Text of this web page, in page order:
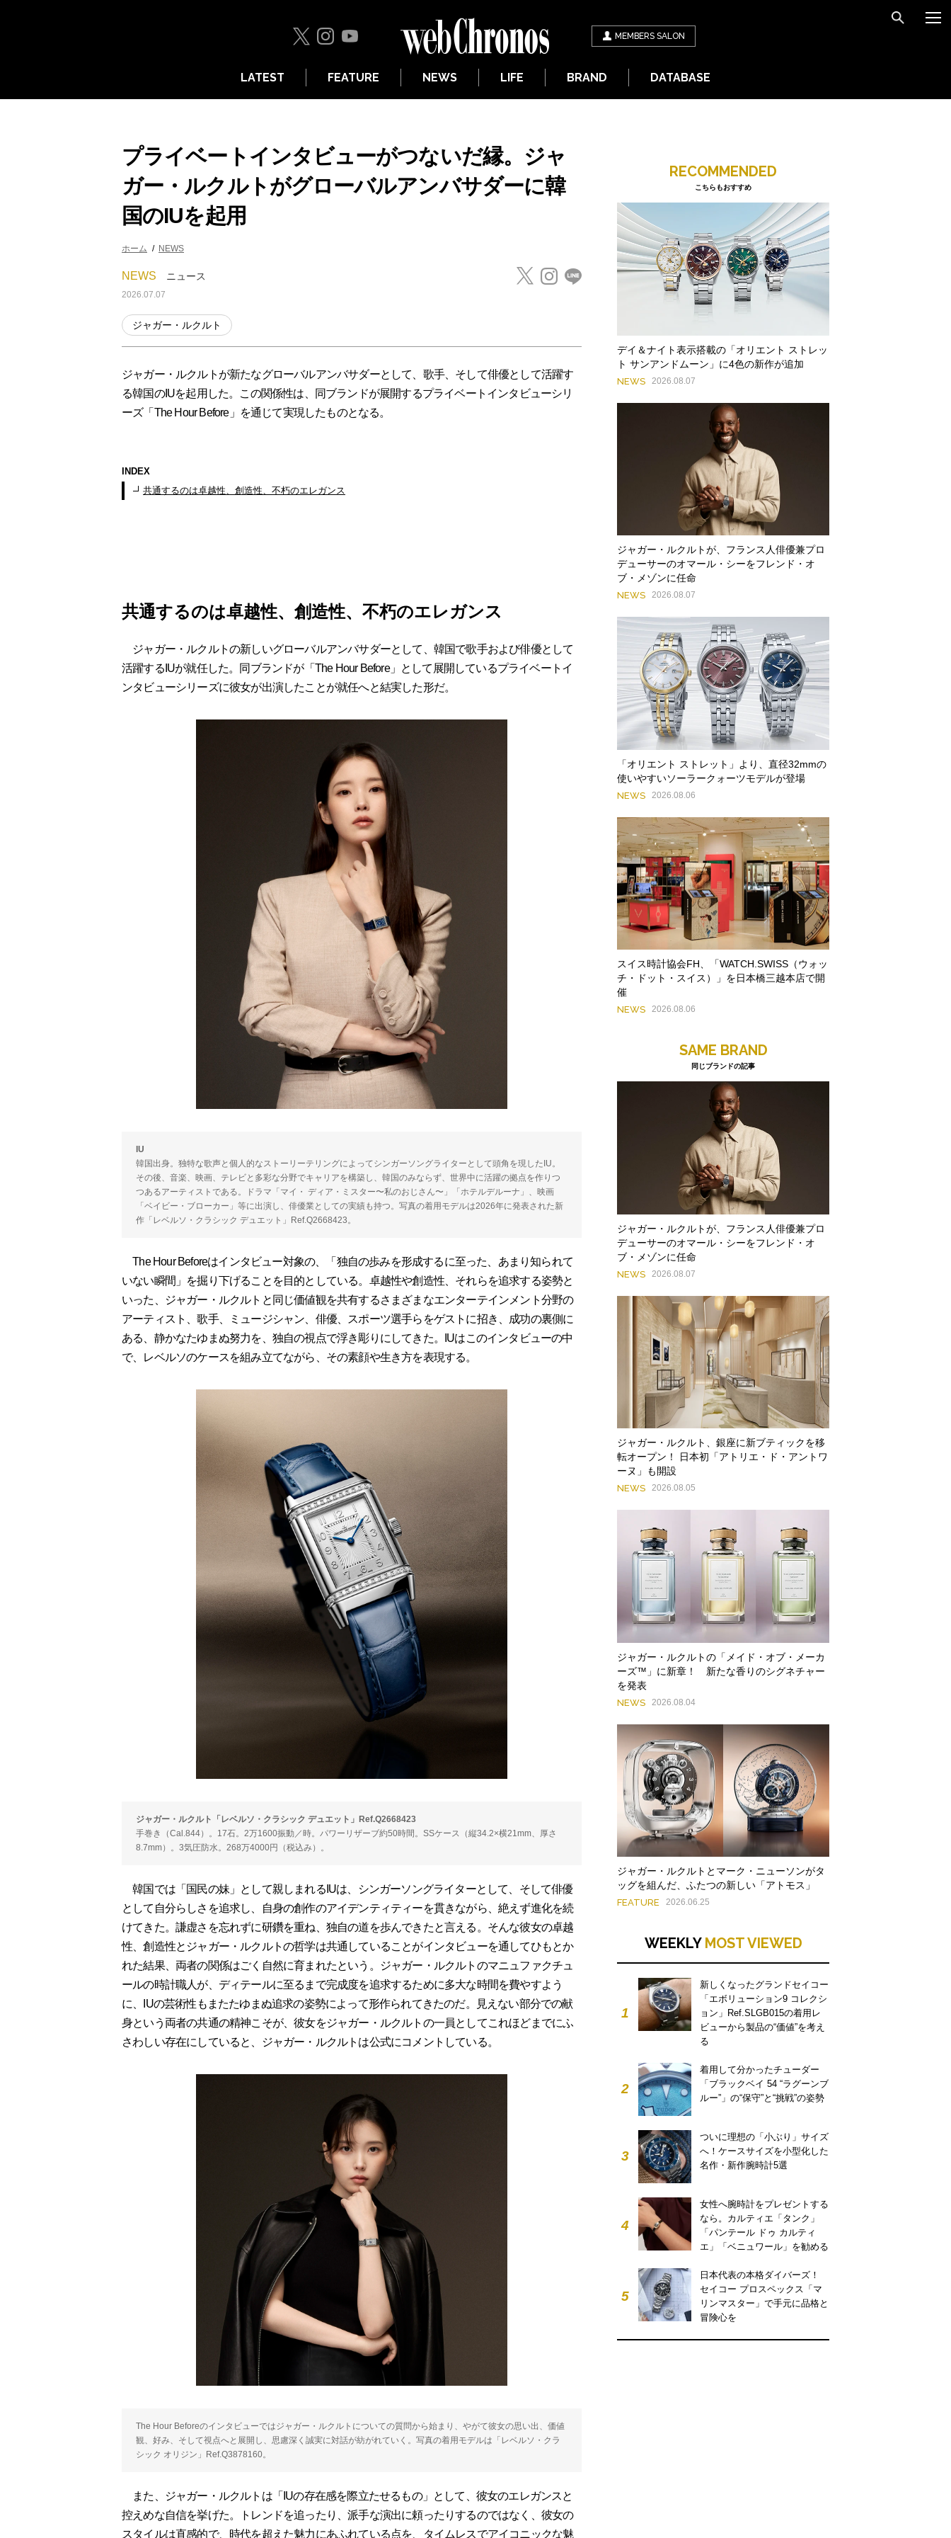
MEMBERS SALON
LATEST FEATURE NEWS LIFE BRAND DATABASE
プライベートインタビューがつないだ縁。ジャ
ガー・ルクルトがグローバルアンバサダーに韓
国のIUを起用
ホーム NEWS
NEWS ニュース
2026.07.07
ジャガー・ルクルト
ジャガー・ルクルトが新たなグローバルアンバサダーとして、歌手、そして俳優として活躍す
る韓国のIUを起用した。この関係性は、同ブランドが展開するプライベートインタビューシリ
ーズ「The Hour Before」を通じて実現したものとなる。
INDEX
共通するのは卓越性、創造性、不朽のエレガンス
共通するのは卓越性、創造性、不朽のエレガンス
ジャガー・ルクルトの新しいグローバルアンバサダーとして、韓国で歌手および俳優として
活躍するIUが就任した。同ブランドが「The Hour Before」として展開しているプライベートイ
ンタビューシリーズに彼女が出演したことが就任へと結実した形だ。
IU
韓国出身。独特な歌声と個人的なストーリーテリングによってシンガーソングライターとして頭角を現したIU。
その後、音楽、映画、テレビと多彩な分野でキャリアを構築し、韓国のみならず、世界中に活躍の拠点を作りつ
つあるアーティストである。ドラマ「マイ・ ディア・ミスター〜私のおじさん〜」「ホテルデルーナ」、映画
「ベイビー・ブローカー」等に出演し、俳優業としての実績も持つ。写真の着用モデルは2026年に発表された新
作「レベルソ・クラシック デュエット」Ref.Q2668423。
The Hour Beforeはインタビュー対象の、「独自の歩みを形成するに至った、あまり知られて
いない瞬間」を掘り下げることを目的としている。卓越性や創造性、それらを追求する姿勢と
いった、ジャガー・ルクルトと同じ価値観を共有するさまざまなエンターテインメント分野の
アーティスト、歌手、ミュージシャン、俳優、スポーツ選手らをゲストに招き、成功の裏側に
ある、静かなたゆまぬ努力を、独自の視点で浮き彫りにしてきた。IUはこのインタビューの中
で、レベルソのケースを組み立てながら、その素顔や生き方を表現する。
ジャガー・ルクルト「レベルソ・クラシック デュエット」Ref.Q2668423
手巻き（Cal.844）。17石。2万1600振動／時。パワーリザーブ約50時間。SSケース（縦34.2×横21mm、厚さ
8.7mm）。3気圧防水。268万4000円（税込み）。
韓国では「国民の妹」として親しまれるIUは、シンガーソングライターとして、そして俳優
として自分らしさを追求し、自身の創作のアイデンティティーを貫きながら、絶えず進化を続
けてきた。謙虚さを忘れずに研鑽を重ね、独自の道を歩んできたと言える。そんな彼女の卓越
性、創造性とジャガー・ルクルトの哲学は共通していることがインタビューを通してひもとか
れた結果、両者の関係はごく自然に育まれたという。ジャガー・ルクルトのマニュファクチュ
ールの時計職人が、ディテールに至るまで完成度を追求するために多大な時間を費やすよう
に、IUの芸術性もまたたゆまぬ追求の姿勢によって形作られてきたのだ。見えない部分での献
身という両者の共通の精神こそが、彼女をジャガー・ルクルトの一員としてこれほどまでにふ
さわしい存在にしていると、ジャガー・ルクルトは公式にコメントしている。
The Hour Beforeのインタビューではジャガー・ルクルトについての質問から始まり、やがて彼女の思い出、価値
観、好み、そして視点へと展開し、思慮深く誠実に対話が紡がれていく。写真の着用モデルは「レベルソ・クラ
シック オリジン」Ref.Q3878160。
また、ジャガー・ルクルトは「IUの存在感を際立たせるもの」として、彼女のエレガンスと
控えめな自信を挙げた。トレンドを追ったり、派手な演出に頼ったりするのではなく、彼女の
スタイルは直感的で、時代を超えた魅力にあふれている点を、タイムレスでアイコニックな魅
RECOMMENDED
こちらもおすすめ
デイ＆ナイト表示搭載の「オリエント ストレッ
ト サンアンドムーン」に4色の新作が追加
NEWS 2026.08.07
ジャガー・ルクルトが、フランス人俳優兼プロ
デューサーのオマール・シーをフレンド・オ
ブ・メゾンに任命
NEWS 2026.08.07
「オリエント ストレット」より、直径32mmの
使いやすいソーラークォーツモデルが登場
NEWS 2026.08.06
スイス時計協会FH、「WATCH.SWISS（ウォッ
チ・ドット・スイス）」を日本橋三越本店で開
催
NEWS 2026.08.06
SAME BRAND
同じブランドの記事
ジャガー・ルクルトが、フランス人俳優兼プロ
デューサーのオマール・シーをフレンド・オ
ブ・メゾンに任命
NEWS 2026.08.07
ジャガー・ルクルト、銀座に新ブティックを移
転オープン！ 日本初「アトリエ・ド・アントワ
ーヌ」も開設
NEWS 2026.08.05
ジャガー・ルクルトの「メイド・オブ・メーカ
ーズ™」に新章！ 新たな香りのシグネチャー
を発表
NEWS 2026.08.04
ジャガー・ルクルトとマーク・ニューソンがタ
ッグを組んだ、ふたつの新しい「アトモス」
FEATURE 2026.06.25
WEEKLY MOST VIEWED
1
新しくなったグランドセイコー
「エボリューション9 コレクシ
ョン」Ref.SLGB015の着用レ
ビューから製品の“価値”を考え
る
2
着用して分かったチューダー
「ブラックベイ 54 “ラグーンブ
ルー”」の“保守”と“挑戦”の姿勢
3
ついに理想の「小ぶり」サイズ
へ！ケースサイズを小型化した
名作・新作腕時計5選
4
女性へ腕時計をプレゼントする
なら。カルティエ「タンク」
「パンテール ドゥ カルティ
エ」「ベニュワール」を勧める
5
日本代表の本格ダイバーズ！
セイコー プロスペックス「マ
リンマスター」で手元に品格と
冒険心を